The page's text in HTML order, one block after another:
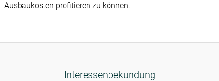
Ausbaukosten profitieren zu können.
Interessenbekundung